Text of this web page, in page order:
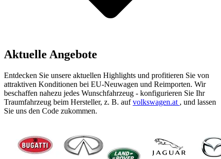
Aktuelle Angebote
Entdecken Sie unsere aktuellen Highlights und profitieren Sie von
attraktiven Konditionen bei EU-Neuwagen und Reimporten. Wir
beschaffen nahezu jedes Wunschfahrzeug - konfigurieren Sie Ihr
Traumfahrzeug beim Hersteller, z. B. aufvolkswagen.at , und lassen
Sie uns den Code zukommen.